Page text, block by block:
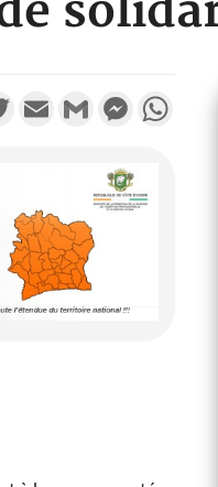
TwitterEmail Gmail Messenger
POLITIQUE
d'Ivoire : Indépendance
Yopougon coeur
de la célébration...